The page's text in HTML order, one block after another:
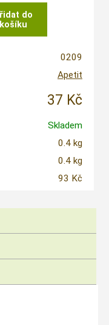
0209
Apetit
37 Kč
Skladem
0.4 kg
0.4 kg
93 Kč